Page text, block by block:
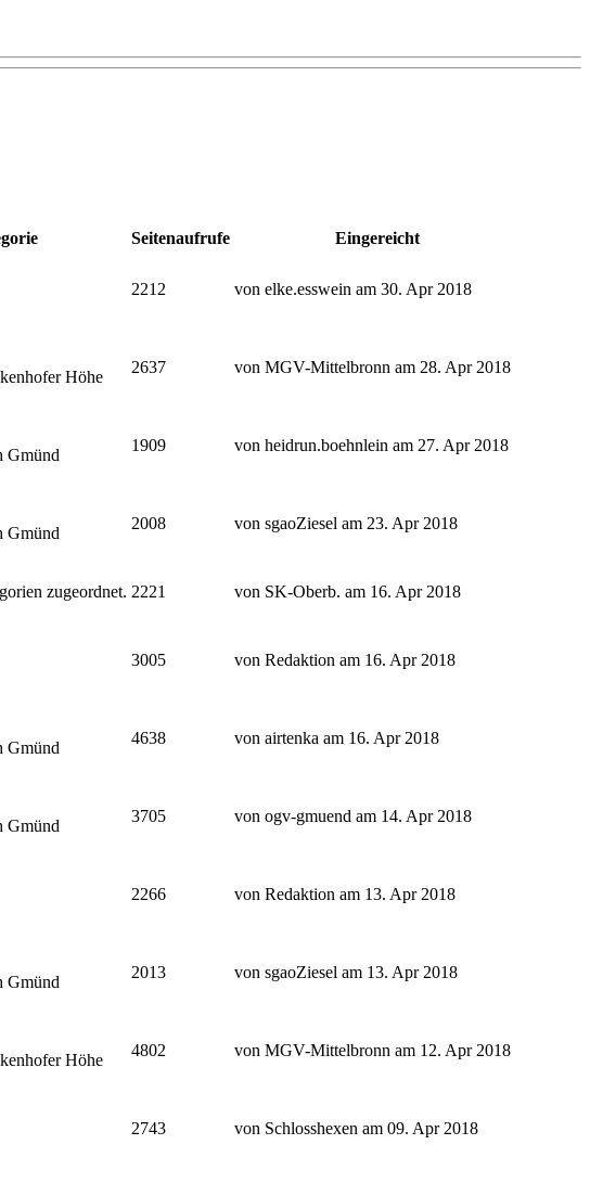
Seitenaufrufe Eingereicht
2212 von elke.esswein am 30. Apr 2018
Höhe
2637 von MGV-Mittelbronn am 28. Apr 2018
Gmünd
1909 von heidrun.boehnlein am 27. Apr 2018
Gmünd
2008 von sgaoZiesel am 23. Apr 2018
zugeordnet. 2221 von SK-Oberb. am 16. Apr 2018
3005 von Redaktion am 16. Apr 2018
Gmünd
4638 von airtenka am 16. Apr 2018
Gmünd
3705 von ogv-gmuend am 14. Apr 2018
2266 von Redaktion am 13. Apr 2018
Gmünd
2013 von sgaoZiesel am 13. Apr 2018
Höhe
4802 von MGV-Mittelbronn am 12. Apr 2018
2743 von Schlosshexen am 09. Apr 2018